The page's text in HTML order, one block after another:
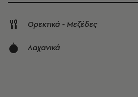
Ορεκτικά - Μεζέδες
Λαχανικά